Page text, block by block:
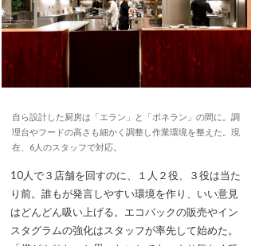
自ら設計した厨房は「エラン」と「ボネラン」の間に。調
理台やフードの高さも細かく調整し作業環境を整えた。現
在、6人のスタッフで対応。
10人で３店舗を回すのに、１人２役、３役は当た
り前。誰もが発言しやすい環境を作り、いい意見
はどんどん吸い上げる。エコバックの販売やイン
スタグラムの強化はスタッフが率先して始めた。